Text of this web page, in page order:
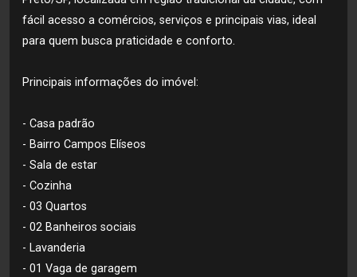
fácil acesso a comércios, serviços e principais vias, ideal
para quem busca praticidade e conforto.
Principais informações do imóvel:
- Casa padrão
- Bairro Campos Elíseos
- Sala de estar
- Cozinha
- 03 Quartos
- 02 Banheiros sociais
- Lavanderia
- 01 Vaga de garagem